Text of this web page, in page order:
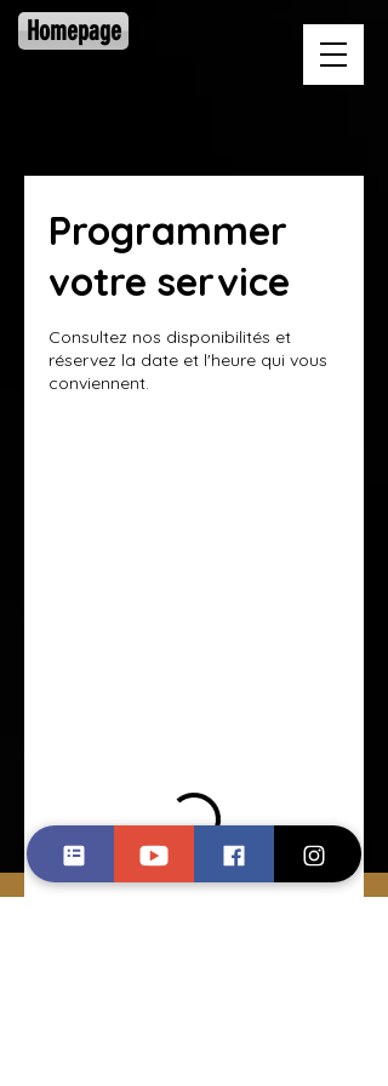
Homepage
Programmer
votre service
Consultez nos disponibilités et
réservez la date et l'heure qui vous
conviennent.